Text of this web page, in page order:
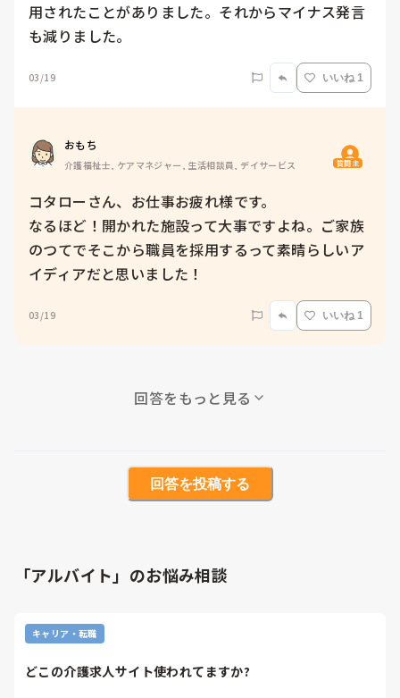
用されたことがありました。それからマイナス発言
も減りました。
03/19 いいね 1
おもち
介護福祉士, ケアマネジャー, 生活相談員, デイサービス 質問主
コタローさん、お仕事お疲れ様です。
なるほど！開かれた施設って大事ですよね。ご家族
のつてでそこから職員を採用するって素晴らしいア
イディアだと思いました！
03/19 いいね 1
回答をもっと見る
回答を投稿する
「アルバイト」のお悩み相談
キャリア・転職
どこの介護求人サイト使われてますか?